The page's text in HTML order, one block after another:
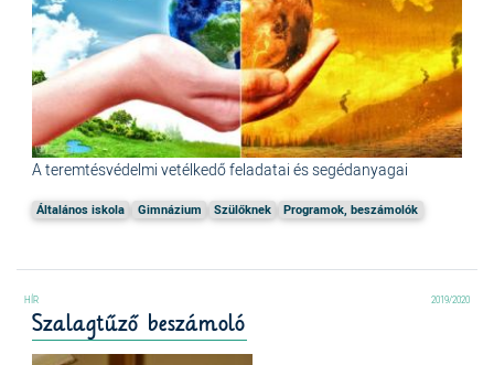
A teremtésvédelmi vetélkedő feladatai és segédanyagai
Általános iskola Gimnázium Szülőknek Programok, beszámolók
2019/2020
Szalagtűző beszámoló